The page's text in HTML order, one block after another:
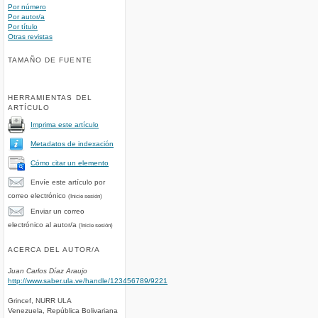
Por número
Por autor/a
Por título
Otras revistas
TAMAÑO DE FUENTE
HERRAMIENTAS DEL
ARTÍCULO
Imprima este artículo
Metadatos de indexación
Cómo citar un elemento
Envíe este artículo por
correo electrónico (Inicie sesión)
Enviar un correo
electrónico al autor/a (Inicie sesión)
ACERCA DEL AUTOR/A
Juan Carlos Díaz Araujo
http://www.saber.ula.ve/handle/123456789/9221
Grincef, NURR ULA
Venezuela, República Bolivariana